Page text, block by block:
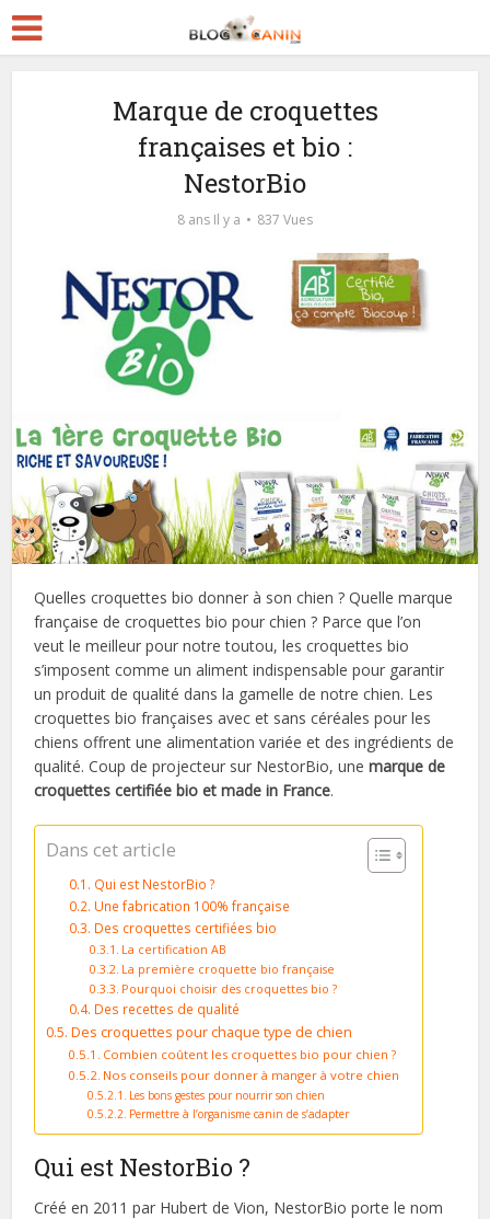
Marque de croquettes
françaises et bio :
NestorBio
8 ans Il y a 837 Vues
Quelles croquettes bio donner à son chien ? Quelle marque
française de croquettes bio pour chien ? Parce que l’on
veut le meilleur pour notre toutou, les croquettes bio
s’imposent comme un aliment indispensable pour garantir
un produit de qualité dans la gamelle de notre chien. Les
croquettes bio françaises avec et sans céréales pour les
chiens offrent une alimentation variée et des ingrédients de
qualité. Coup de projecteur sur NestorBio, unemarque de
croquettes certifiée bio et made in France.
Dans cet article
Qui est NestorBio ?
Une fabrication 100% française
Des croquettes certifiées bio
La certification AB
La première croquette bio française
Pourquoi choisir des croquettes bio ?
Des recettes de qualité
Des croquettes pour chaque type de chien
Combien coûtent les croquettes bio pour chien ?
Nos conseils pour donner à manger à votre chien
Les bons gestes pour nourrir son chien
Permettre à l’organisme canin de s’adapter
Qui est NestorBio ?
Créé en 2011 par Hubert de Vion, NestorBio porte le nom